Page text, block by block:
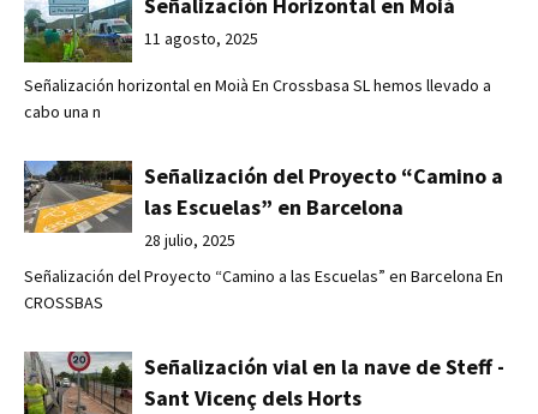
11 agosto, 2025
Señalización horizontal en Moià En Crossbasa SL hemos llevado a
cabo una n
Señalización del Proyecto “Camino a
las Escuelas” en Barcelona
28 julio, 2025
Señalización del Proyecto “Camino a las Escuelas” en Barcelona En
CROSSBAS
Señalización vial en la nave de Steff -
Sant Vicenç dels Horts